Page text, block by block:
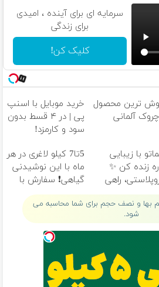
سرمایه ای برای آینده ، امیدی
برای زندگی
کلیک کن!
ترین محصول
آلمانی
خرید موبایل با اسنپ
پی | در ۴ قسط بدون
سود و کارمزد!
با زیبایی
زنده کن ✨
راهی
جوان‌تر شدن
5تا7 کیلو لاغری در هر
ماه با این نوشیدنی
گیاهی❗ سفارش با
نصف قیمت🔥
نیم بها و نصف حجم برای شما محاسبه می
شود.